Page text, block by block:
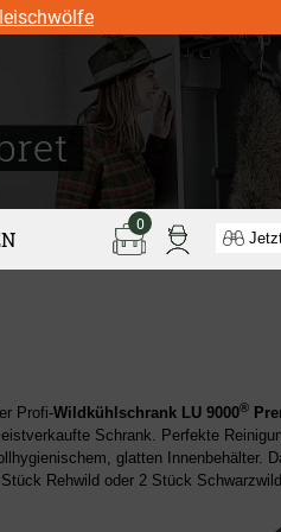
0
Profi-Wildkühlschrank LU 9000®
Schrank. Perfekte
glatten Innenbehälter.
Rehwild oder 2 Stück